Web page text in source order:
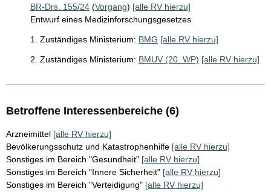
BR-Drs. 155/24 (Vorgang) [alle RV hierzu]
Entwurf eines Medizinforschungsgesetzes
1. Zuständiges Ministerium: BMG [alle RV hierzu]
2. Zuständiges Ministerium: BMUV (20. WP) [alle RV hierzu]
Betroffene Interessenbereiche (6)
Arzneimittel [alle RV hierzu]
Bevölkerungsschutz und Katastrophenhilfe [alle RV hierzu]
Sonstiges im Bereich "Gesundheit" [alle RV hierzu]
Sonstiges im Bereich "Innere Sicherheit" [alle RV hierzu]
Sonstiges im Bereich "Verteidigung" [alle RV hierzu]